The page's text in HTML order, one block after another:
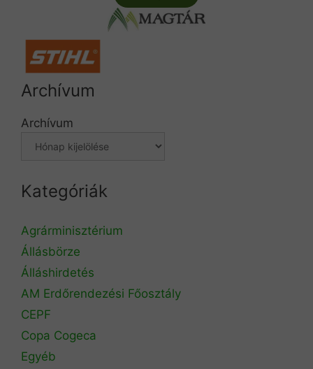
Archívum
Archívum
Kategóriák
Agrárminisztérium
Állásbörze
Álláshirdetés
AM Erdőrendezési Főosztály
CEPF
Copa Cogeca
Egyéb